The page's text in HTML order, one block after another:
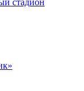
стадион